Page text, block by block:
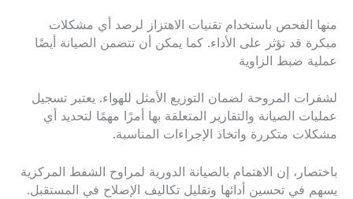
منها الفحص باستخدام تقنيات الاهتزاز لرصد أي مشكلات
مبكرة قد تؤثر على الأداء. كما يمكن أن تتضمن الصيانة أيضًا
عملية ضبط الزاوية
لشفرات المروحة لضمان التوزيع الأمثل للهواء. يعتبر تسجيل
عمليات الصيانة والتقارير المتعلقة بها أمرًا مهمًا لتحديد أي
مشكلات متكررة واتخاذ الإجراءات المناسبة.
باختصار، إن الاهتمام بالصيانة الدورية لمراوح الشفط المركزية
يسهم في تحسين أدائها وتقليل تكاليف الإصلاح في المستقبل.